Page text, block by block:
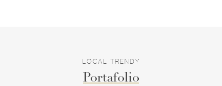
LOCAL TRENDY
Portafolio